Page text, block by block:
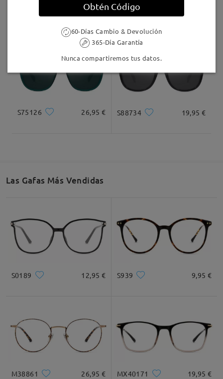
S52617 19,95 € S23850 16,95 €
S75126 26,95 € S88734 19,95 €
Las Gafas Más Vendidas
S0189 12,95 € S939 9,95 €
M38861 26,95 € MX40171 19,95 €
Obtén Código
60-Días Cambio & Devolución
365-Día Garantía
Nunca compartiremos tus datos.